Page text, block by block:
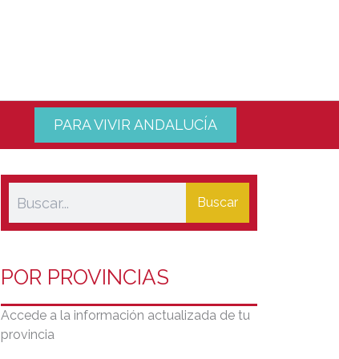
PARA VIVIR ANDALUCÍA
Buscar
POR PROVINCIAS
Accede a la información actualizada de tu
provincia